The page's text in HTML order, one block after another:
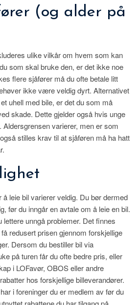
(og alder på
ulike vilkår om hvem som kan
som skal bruke den, er det ikke noe
flere sjåfører må du ofte betale litt
ikke være veldig dyrt. Alternativet
uhell med bile, er det du som må
skade. Dette gjelder også hvis unge
varierer, men er som
stilles krav til at sjåføren må ha hatt
leie bil varierer veldig. Du bør dermed
før du inngår en avtale om å leie en bil.
lettere unngå problemer. Det finnes
redusert prisen gjennom forskjellige
Dersom du bestiller bil via
på turen får du ofte bedre pris, eller
i LOFavør, OBOS eller andre
hos forskjellige billeverandører.
i foreninger du er medlem av før du